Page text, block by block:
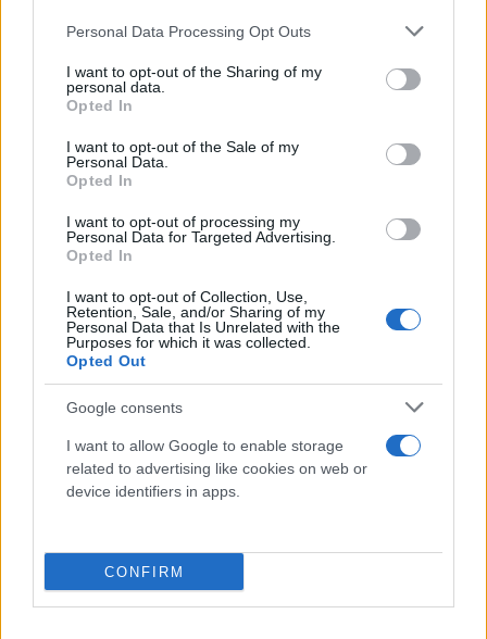
Please note that this website/app uses one or more Google
not limited to your visit or usage behaviour. You may click to
grant or deny consent to Google and its third-party tags to
use your data for below specified purposes in below Google
consent section.
Personal Data Processing Opt Outs
I want to opt-out of the Sharing of my
personal data.
Opted In
I want to opt-out of the Sale of my
Personal Data.
Opted In
I want to opt-out of processing my
Personal Data for Targeted Advertising.
Opted In
I want to opt-out of Collection, Use,
Retention, Sale, and/or Sharing of my
Personal Data that Is Unrelated with the
Purposes for which it was collected.
Opted Out
Google consents
I want to allow Google to enable storage
related to advertising like cookies on web or
device identifiers in apps.
CONFIRM
Δείτε αυτή τη δημοσίευση στο Instagram.